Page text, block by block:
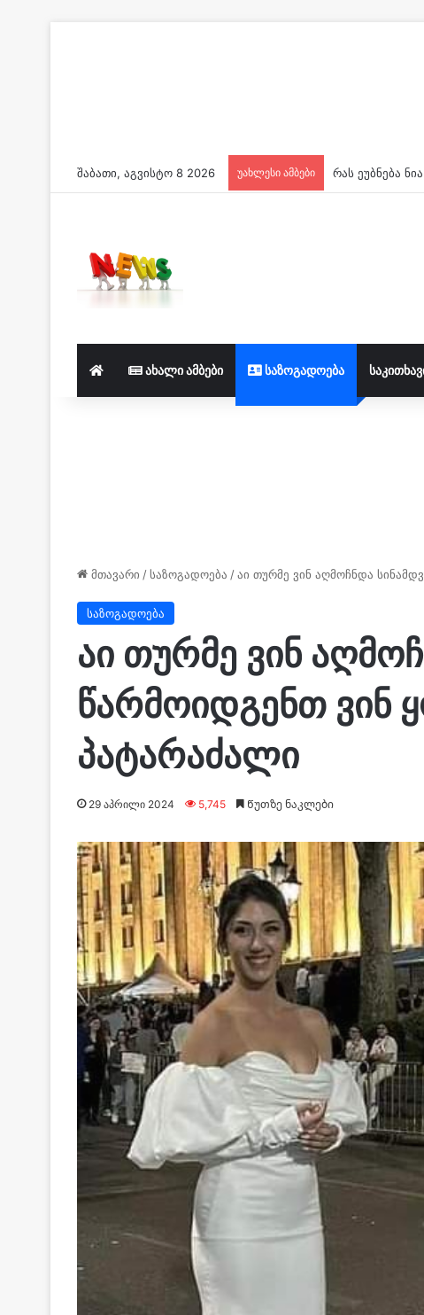
შაბათი, აგვისტო 8 2026 უახლესი ამბები
ახალი ამბები საზოგადოება
მთავარი /საზოგადოება /აი თურმე ვინ აღმოჩნდა
საზოგადოება
აი თურმე ვინ
წარმოიდგენთ ვინ
პატარაძალი
29 აპრილი 2024 5,745 Წუთზე ნაკლები